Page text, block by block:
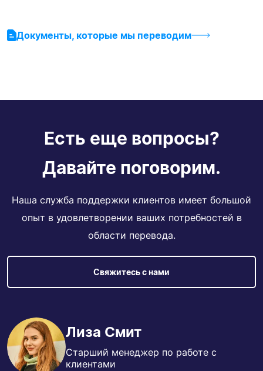
Документы, которые мы переводим
Есть еще вопросы?
Давайте поговорим.
Наша служба поддержки клиентов имеет большой
опыт в удовлетворении ваших потребностей в
области перевода.
Свяжитесь с нами
Лиза Смит
Старший менеджер по работе с
клиентами